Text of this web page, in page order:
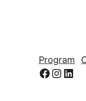
Program
https://